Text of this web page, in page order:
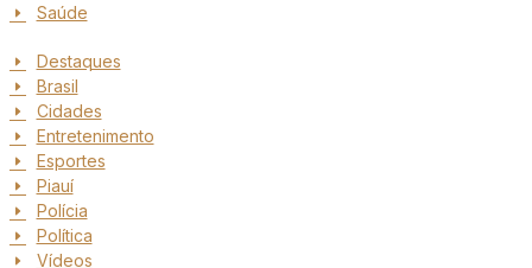
Saúde
Destaques
Brasil
Cidades
Entretenimento
Esportes
Piauí
Polícia
Política
Vídeos